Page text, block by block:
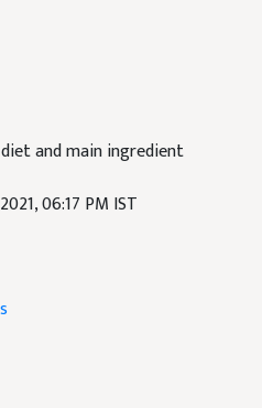
and main ingredient
06:17 PM IST